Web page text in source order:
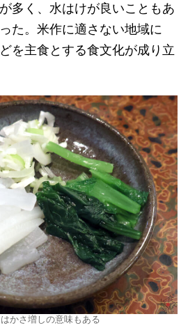
多く、水はけが良いこともあ
た。米作に適さない地域に
を主食とする食文化が成り立
はかさ増しの意味もある